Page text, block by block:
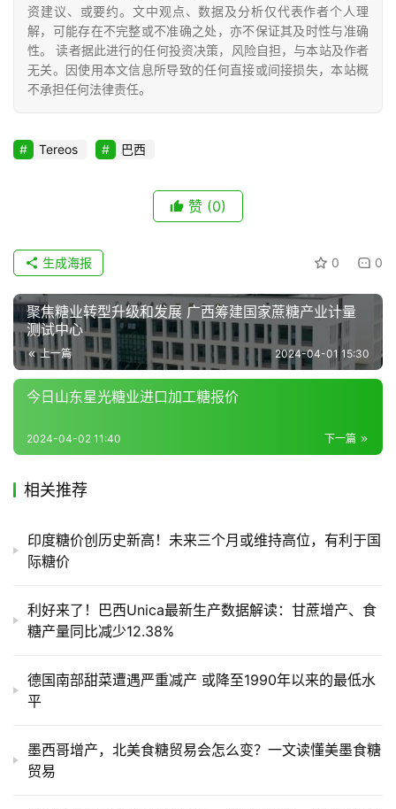
产
销
储
资建议、或要约。文中观点、数据及分析仅代表作者个人理
解，可能存在不完整或不准确之处，亦不保证其及时性与准确
性。 读者据此进行的任何投资决策，风险自担，与本站及作者
无关。因使用本文信息所导致的任何直接或间接损失，本站概
不承担任何法律责任。
Tereos 巴西
赞 (0)
0 0
生成海报
聚焦糖业转型升级和发展 广西筹建国家蔗糖产业计量
测试中心
上一篇 2024-04-01 15:30
今日山东星光糖业进口加工糖报价
下一篇
2024-04-02 11:40
相关推荐
印度糖价创历史新高！未来三个月或维持高位，有利于国
际糖价
利好来了！巴西Unica最新生产数据解读：甘蔗增产、食
糖产量同比减少12.38%
德国南部甜菜遭遇严重减产 或降至1990年以来的最低水
平
墨西哥增产，北美食糖贸易会怎么变？一文读懂美墨食糖
贸易